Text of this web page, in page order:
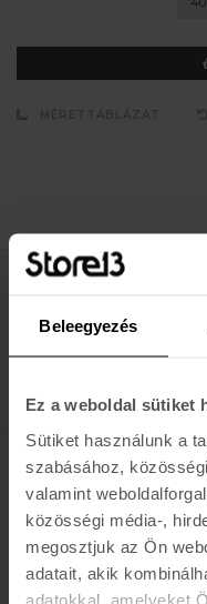
Beleegyezés
Ez a weboldal sütiket
Sütiket használunk a
szabásához,
valamint
közösségi média-,
megosztjuk az Ön
adatait, akik
adatokkal, amelyeket
K A R
Hétfő
K I R